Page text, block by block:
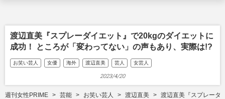
渡辺直美『スプレーダイエット』で20kgのダイエットに
成功！ ところが「変わってない」の声もあり、実際は!?
お笑い芸人 女優 海外 渡辺直美 芸人 女芸人
2023/4/20
週刊女性PRIME 芸能 お笑い芸人 渡辺直美 渡辺直美『スプレーダ